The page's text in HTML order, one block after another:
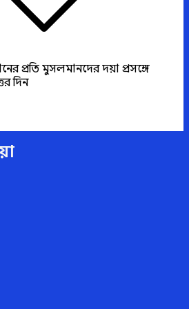
প্রতি মুসলমানদের দয়া প্রসঙ্গে
দিন